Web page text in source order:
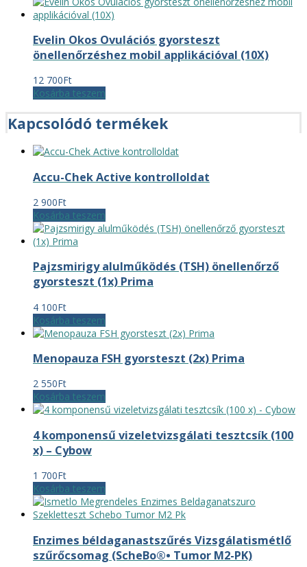
9
8
Evelin Okos Ovulációs gyorsteszt
önellenőrzéshez mobil applikációval (10X)
12 700Ft
Kosárba teszem
Kapcsolódó termékek
Accu-Chek Active kontrolloldat
2 900Ft
Kosárba teszem
Pajzsmirigy alulműködés (TSH) önellenőrző
gyorsteszt (1x) Prima
4 100Ft
Kosárba teszem
Menopauza FSH gyorsteszt (2x) Prima
2 550Ft
Kosárba teszem
4 komponensű vizeletvizsgálati tesztcsík (100
x) – Cybow
1 700Ft
Kosárba teszem
Enzimes béldaganastszűrés Vizsgálatismétlő
szűrőcsomag (ScheBo®• Tumor M2-PK)